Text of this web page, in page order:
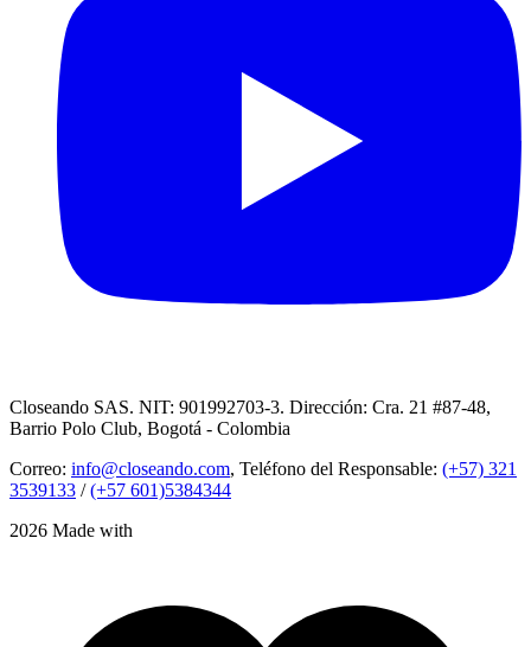
Closeando SAS. NIT: 901992703-3. Dirección: Cra. 21 #87-48,
Barrio Polo Club, Bogotá - Colombia
Correo: info@closeando.com, Teléfono del Responsable: (+57) 321
3539133 /(+57 601)5384344
2026 Made with